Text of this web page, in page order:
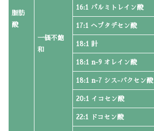
脂肪
酸
一価不飽
和
16:1 パルミトレイン酸
17:1 ヘプタデセン酸
18:1 計
18:1 n-9 オレイン酸
18:1 n-7 シス-バクセン酸
20:1 イコセン酸
22:1 ドコセン酸